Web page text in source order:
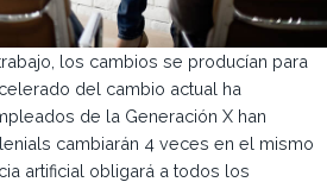
los cambios se producían para
del cambio actual ha
de la Generación X han
cambiarán 4 veces en el mismo
artificial obligará a todos los